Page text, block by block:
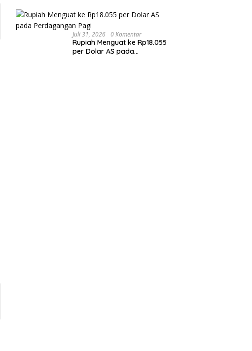
Juli 31, 2026 0 Komentar
Rupiah Menguat ke Rp18.055
per Dolar AS pada